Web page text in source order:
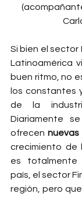
Si bien el sector
Latinoamérica
buen ritmo, no
los constantes
de la
Diariamente
ofrecen nuevas
crecimiento de
es totalmente
país, el sector
región, pero